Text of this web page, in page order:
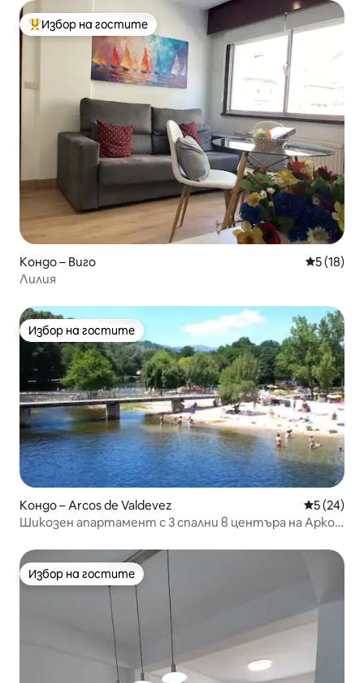
Най-популярен избор на гостите
Избор на гостите
Кондо – Виго Средна
5 (18)
Лилия
Избор на гостите
Избор на гостите
Кондо – Arcos de Valdevez Средна
5 (24)
Шикозен апартамент с 3 спални в центъра на Аркос
Избор на гостите
Избор на гостите